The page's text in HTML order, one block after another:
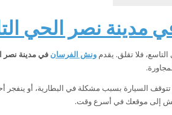
نصر الحي التاسع 24
فلا تقلق. يقدمونش الفرسان في مدينة نصر
السيارة بسبب مشكلة في البطارية، أو ينفجر
إلى موقعك في أسرع وقت.